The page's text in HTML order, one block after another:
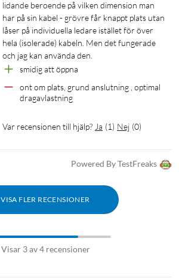
lidande beroende på vilken dimension man
har på sin kabel - grövre får knappt plats utan
låser på individuella ledare istället för över
hela (isolerade) kabeln. Men det fungerade
och jag kan använda den.
smidig att öppna
ont om plats, grund anslutning , optimal
dragavlastning
Var recensionen till hjälp? Ja (1) Nej (0)
Powered By TestFreaks
VISA FLER RECENSIONER
Visar 3 av 4 recensioner